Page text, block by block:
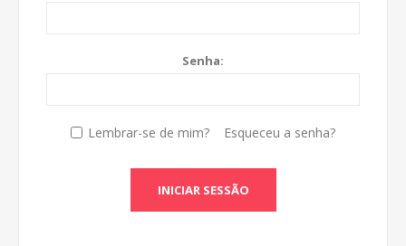
Senha:
Lembrar-se de mim? Esqueceu a senha?
INICIAR SESSÃO